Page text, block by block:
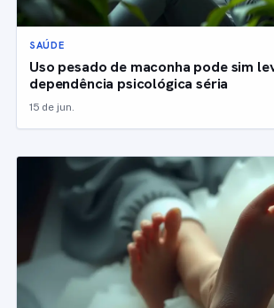
SAÚDE
Uso pesado de maconha pode sim
dependência psicológica séria
15 de jun.